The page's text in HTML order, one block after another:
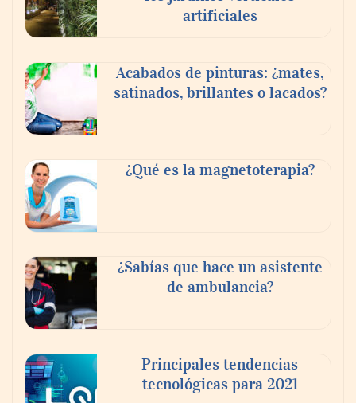
buscan proyectar talento mexicano y
fortalecer el turismo médico
artificiales
Acabados de pinturas: ¿mates,
satinados, brillantes o lacados?
¿Qué es la magnetoterapia?
¿Sabías que hace un asistente
de ambulancia?
Principales tendencias
tecnológicas para 2021